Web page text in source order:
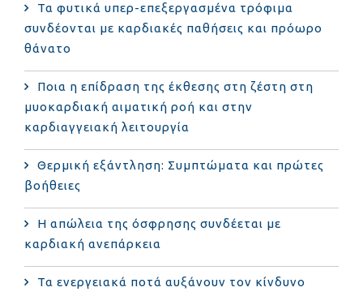
Τα φυτικά υπερ-επεξεργασμένα τρόφιμα
συνδέονται με καρδιακές παθήσεις και πρόωρο
θάνατο
Ποια η επίδραση της έκθεσης στη ζέστη στη
μυοκαρδιακή αιματική ροή και στην
καρδιαγγειακή λειτουργία
Θερμική εξάντληση: Συμπτώματα και πρώτες
βοήθειες
Η απώλεια της όσφρησης συνδέεται με
καρδιακή ανεπάρκεια
Τα ενεργειακά ποτά αυξάνουν τον κίνδυνο